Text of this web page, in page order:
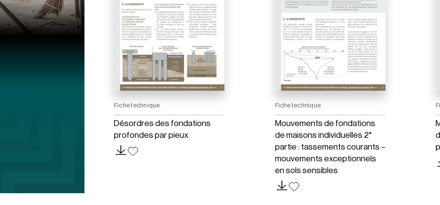
Fiche technique
Désordres des fondations
profondes par pieux
Fiche technique
Mouvements de fondations
de maisons individuelles 2°
partie : tassements courants –
mouvements exceptionnels
en sols sensibles